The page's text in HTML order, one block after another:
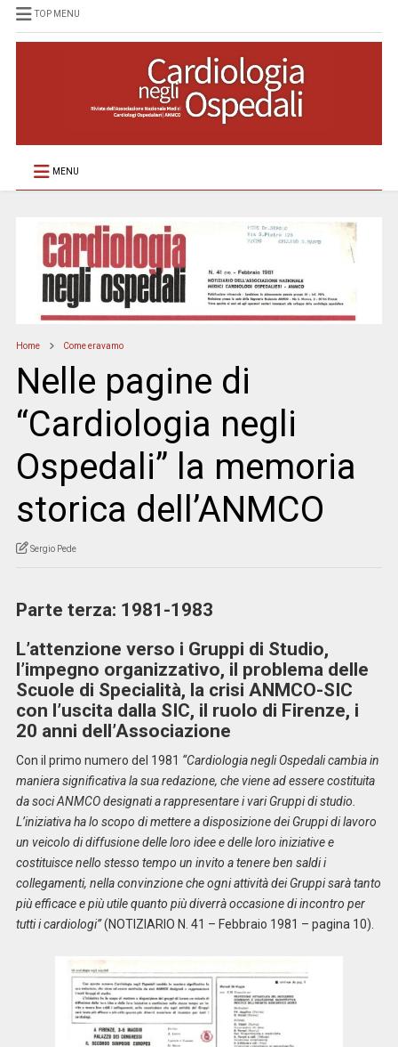
TOP MENU
MENU
Home Come eravamo
Nelle pagine di
“Cardiologia negli
Ospedali” la memoria
storica dell’ANMCO
Sergio Pede
Parte terza: 1981-1983
L’attenzione verso i Gruppi di Studio,
l’impegno organizzativo, il problema delle
Scuole di Specialità, la crisi ANMCO-SIC
con l’uscita dalla SIC, il ruolo di Firenze, i
20 anni dell’Associazione
Con il primo numero del 1981 “Cardiologia negli Ospedali cambia in
maniera significativa la sua redazione, che viene ad essere costituita
da soci ANMCO designati a rappresentare i vari Gruppi di studio.
L’iniziativa ha lo scopo di mettere a disposizione dei Gruppi di lavoro
un veicolo di diffusione delle loro idee e delle loro iniziative e
costituisce nello stesso tempo un invito a tenere ben saldi i
collegamenti, nella convinzione che ogni attività dei Gruppi sarà tanto
più efficace e più utile quanto più diverrà occasione di incontro per
tutti i cardiologi”(NOTIZIARIO N. 41 – Febbraio 1981 – pagina 10).